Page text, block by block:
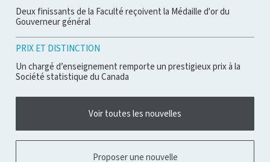
Deux finissants de la Faculté reçoivent la Médaille d'or du
Gouverneur général
PRIX ET DISTINCTION
Un chargé d’enseignement remporte un prestigieux prix à la
Société statistique du Canada
Voir toutes les nouvelles
Proposer une nouvelle